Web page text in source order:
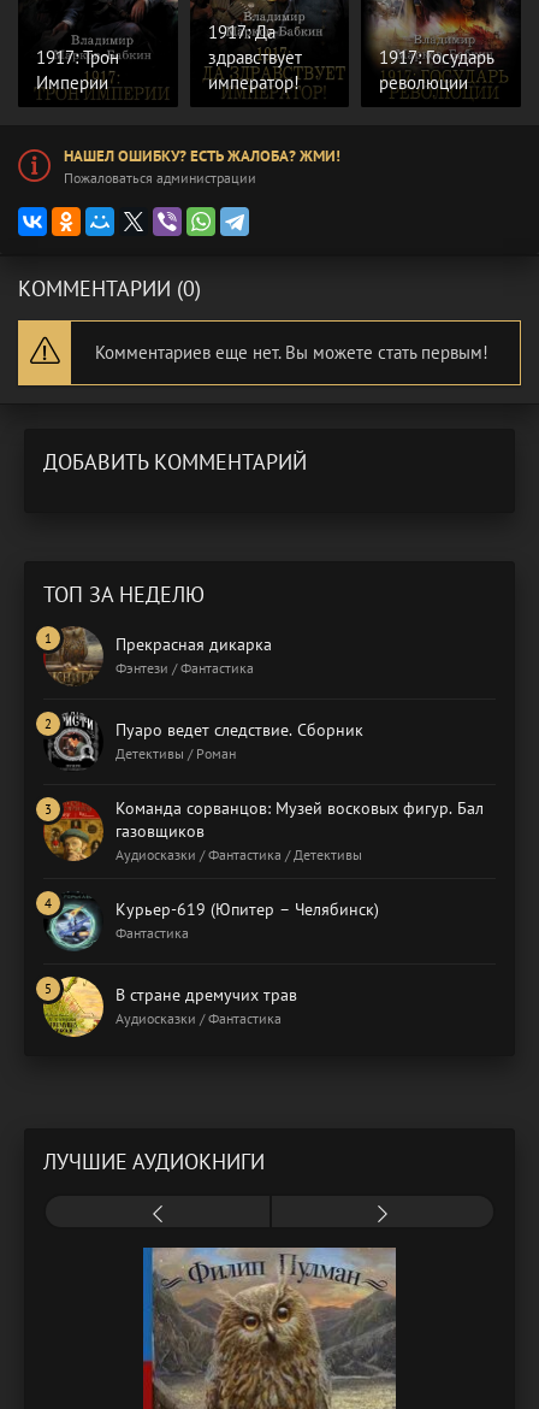
1917: Трон
Империи
1917: Да
здравствует
император!
1917: Государь
революции
НАШЕЛ ОШИБКУ? ЕСТЬ ЖАЛОБА? ЖМИ!
Пожаловаться администрации
КОММЕНТАРИИ (0)
Комментариев еще нет. Вы можете стать первым!
ДОБАВИТЬ КОММЕНТАРИЙ
ТОП ЗА НЕДЕЛЮ
Прекрасная дикарка
Фэнтези / Фантастика
Пуаро ведет следствие. Сборник
Детективы / Роман
Команда сорванцов: Музей восковых фигур. Бал
газовщиков
Аудиосказки / Фантастика / Детективы
Курьер-619 (Юпитер – Челябинск)
Фантастика
В стране дремучих трав
Аудиосказки / Фантастика
ЛУЧШИЕ АУДИОКНИГИ